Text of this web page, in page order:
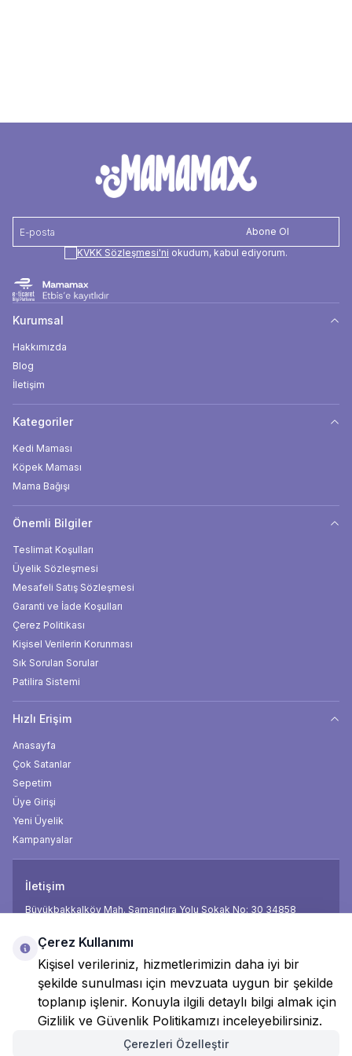
Abone Ol
KVKK Sözleşmesi'ni okudum, kabul ediyorum.
Kurumsal
Hakkımızda
Blog
İletişim
Kategoriler
Kedi Maması
Köpek Maması
Mama Bağışı
Önemli Bilgiler
Teslimat Koşulları
Üyelik Sözleşmesi
Mesafeli Satış Sözleşmesi
Garanti ve İade Koşulları
Çerez Politikası
Kişisel Verilerin Korunması
Sık Sorulan Sorular
Patilira Sistemi
Hızlı Erişim
Anasayfa
Çok Satanlar
Sepetim
Üye Girişi
Yeni Üyelik
Kampanyalar
İletişim
Büyükbakkalköy Mah. Samandıra Yolu Sokak No: 30 34858
E-Posta
info@mamamax.com.tr
Facebook
İnsta
Çerez Kullanımı
Kişisel verileriniz, hizmetlerimizin daha iyi bir
şekilde sunulması için mevzuata uygun bir şekilde
toplanıp işlenir. Konuyla ilgili detaylı bilgi almak için
Gizlilik ve Güvenlik Politikamızı inceleyebilirsiniz.
Çerezleri Özelleştir